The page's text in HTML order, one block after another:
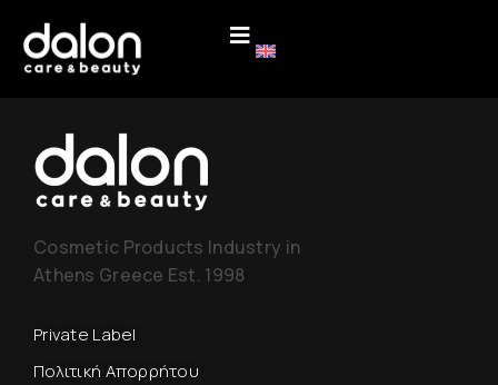
Cosmetic Products Industry in
Athens Greece Est. 1998
Private Label
Πολιτική Απορρήτου